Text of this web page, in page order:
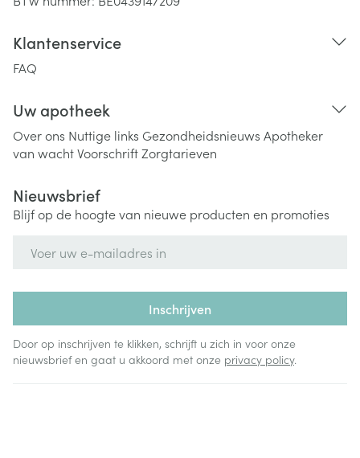
Klantenservice
FAQ
Uw apotheek
Over ons Nuttige links Gezondheidsnieuws Apotheker
van wachtVoorschriftZorgtarieven
Nieuwsbrief
Blijf op de hoogte van nieuwe producten en promoties
Inschrijven
Door op inschrijven te klikken, schrijft u zich in voor onze
nieuwsbrief en gaat u akkoord met onze privacy policy.